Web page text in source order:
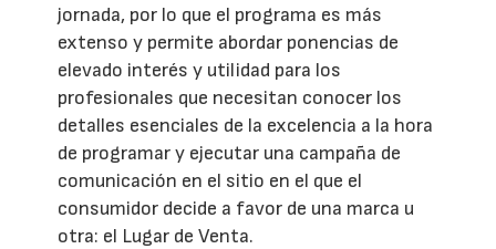
jornada, por lo que el programa es más
extenso y permite abordar ponencias de
elevado interés y utilidad para los
profesionales que necesitan conocer los
detalles esenciales de la excelencia a la hora
de programar y ejecutar una campaña de
comunicación en el sitio en el que el
consumidor decide a favor de una marca u
otra: el Lugar de Venta.